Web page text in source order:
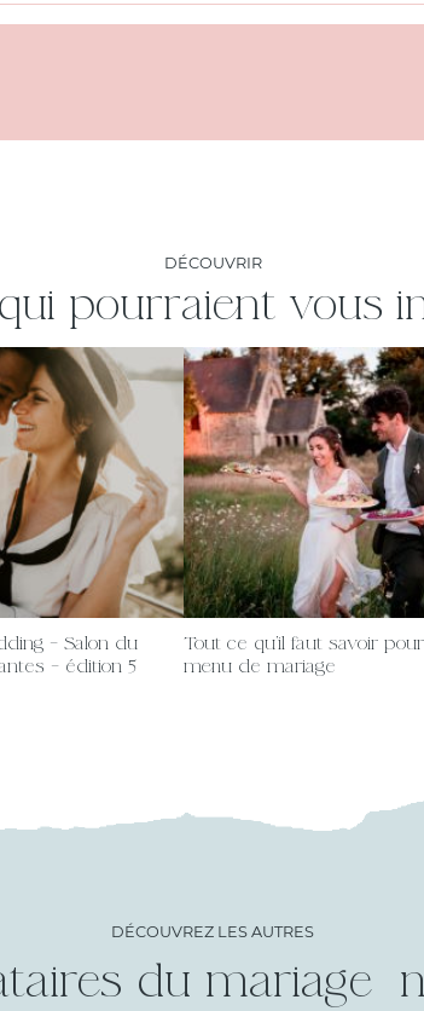
DÉCOUVRIR
pourraient vous
– Salon du
– édition 5
Tout ce qu’il faut savoir
menu de mariage
DÉCOUVREZ LES AUTRES
du mariage